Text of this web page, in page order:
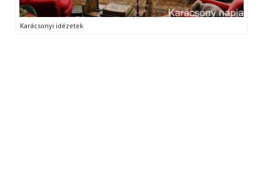
Karácsonyi idézetek